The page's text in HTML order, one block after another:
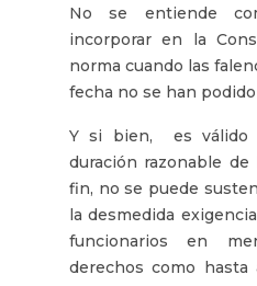
No se entiende
incorporar en la
norma cuando las
fecha no se han
Y si bien, es válido
duración razonable
fin, no se puede
la desmedida
funcionarios en
derechos como hasta